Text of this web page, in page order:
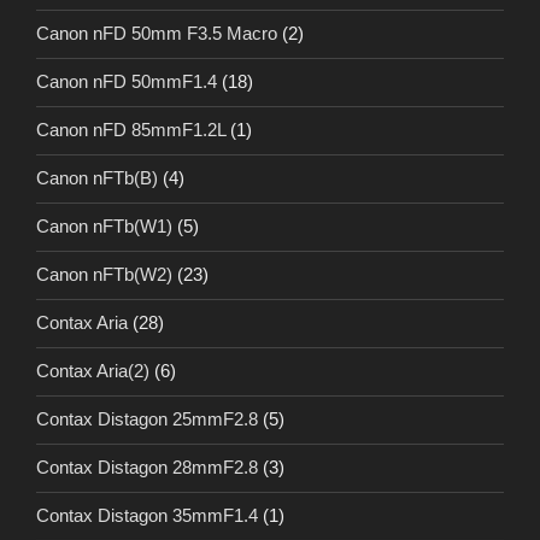
Canon nFD 50mm F3.5 Macro (2)
Canon nFD 50mmF1.4 (18)
Canon nFD 85mmF1.2L (1)
Canon nFTb(B) (4)
Canon nFTb(W1) (5)
Canon nFTb(W2) (23)
Contax Aria (28)
Contax Aria(2) (6)
Contax Distagon 25mmF2.8 (5)
Contax Distagon 28mmF2.8 (3)
Contax Distagon 35mmF1.4 (1)